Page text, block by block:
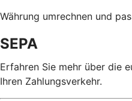
Währung umrechnen und
SEPA
Erfahren Sie mehr über die
Ihren Zahlungsverkehr.